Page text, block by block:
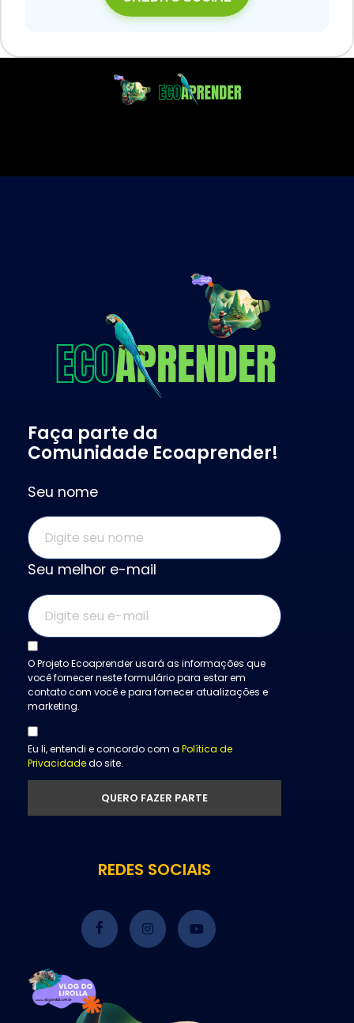
Faça parte da
Comunidade Ecoaprender!
Seu nome
Seu melhor e-mail
O Projeto Ecoaprender usará as informações que
você fornecer neste formulário para estar em
contato com você e para fornecer atualizações e
marketing.
Eu li, entendi e concordo com a Política de
Privacidadedo site.
REDES SOCIAIS